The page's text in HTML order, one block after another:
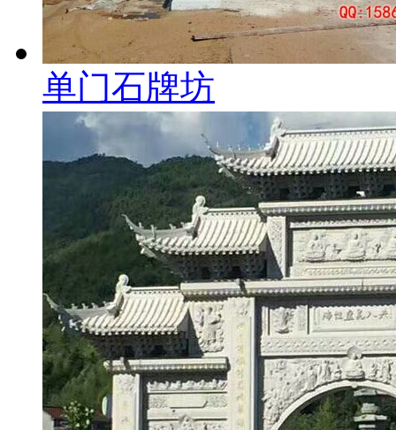
单门石牌坊